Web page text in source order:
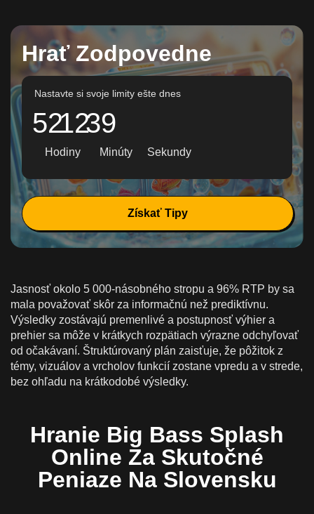
Hrať Zodpovedne
Nastavte si svoje limity ešte dnes
521237
Hodiny Minúty Sekundy
Získať Tipy
Jasnosť okolo 5 000-násobného stropu a 96% RTP by sa
mala považovať skôr za informačnú než prediktívnu.
Výsledky zostávajú premenlivé a postupnosť výhier a
prehier sa môže v krátkych rozpätiach výrazne odchyľovať
od očakávaní. Štruktúrovaný plán zaisťuje, že pôžitok z
témy, vizuálov a vrcholov funkcií zostane vpredu a v strede,
bez ohľadu na krátkodobé výsledky.
Hranie Big Bass Splash
Online Za Skutočné
Peniaze Na Slovensku